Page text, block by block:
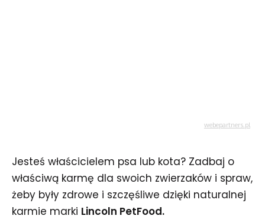
Jesteś właścicielem psa lub kota? Zadbaj o
właściwą karmę dla swoich zwierzaków i spraw,
żeby były zdrowe i szczęśliwe dzięki naturalnej
karmie marki Lincoln PetFood.